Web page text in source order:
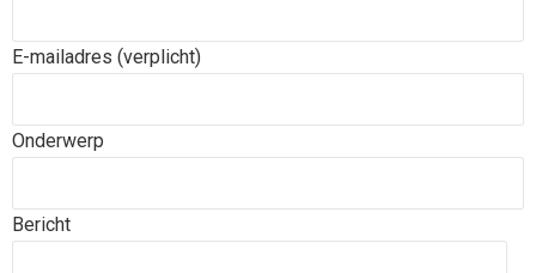
E-mailadres (verplicht)
Onderwerp
Bericht